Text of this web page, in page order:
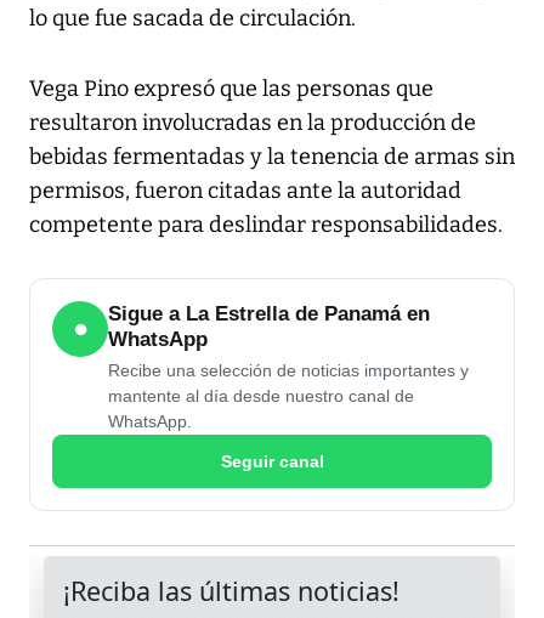
lo que fue sacada de circulación.
Vega Pino expresó que las personas que
resultaron involucradas en la producción de
bebidas fermentadas y la tenencia de armas sin
permisos, fueron citadas ante la autoridad
competente para deslindar responsabilidades.
●
Sigue a La Estrella de Panamá en
WhatsApp
Recibe una selección de noticias importantes y
mantente al día desde nuestro canal de
WhatsApp.
Seguir canal